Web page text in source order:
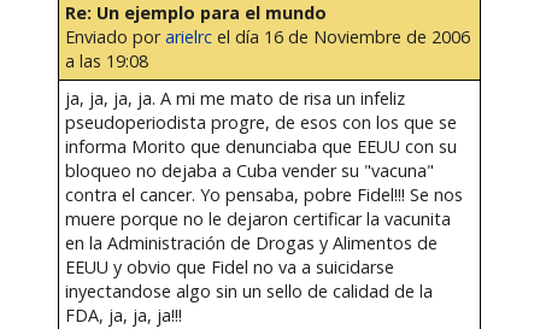
Re: Un ejemplo para el mundo
Enviado porarielrcel día 16 de Noviembre de 2006
a las 19:08
ja, ja, ja, ja. A mi me mato de risa un infeliz
pseudoperiodista progre, de esos con los que se
informa Morito que denunciaba que EEUU con su
bloqueo no dejaba a Cuba vender su "vacuna"
contra el cancer. Yo pensaba, pobre Fidel!!! Se nos
muere porque no le dejaron certificar la vacunita
en la Administración de Drogas y Alimentos de
EEUU y obvio que Fidel no va a suicidarse
inyectandose algo sin un sello de calidad de la
FDA, ja, ja, ja!!!